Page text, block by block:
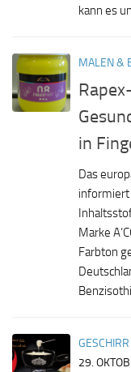
kann es
MALEN &
in
Das
informiert
Marke
Farbton
29.